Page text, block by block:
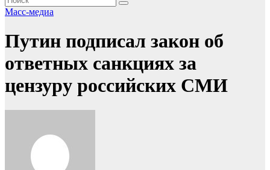
Масс-медиа
Путин подписал закон об
ответных санкциях за
цензуру российских СМИ